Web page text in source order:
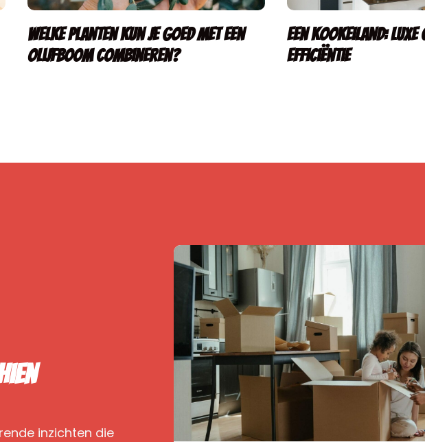
Welke planten kun je goed met een
olijfboom combineren?
Een kookeiland: luxe
efficiëntie
inzichten die